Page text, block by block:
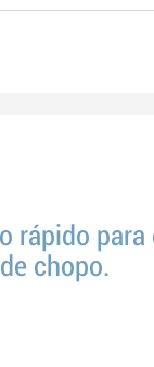
rápido para
chopo.